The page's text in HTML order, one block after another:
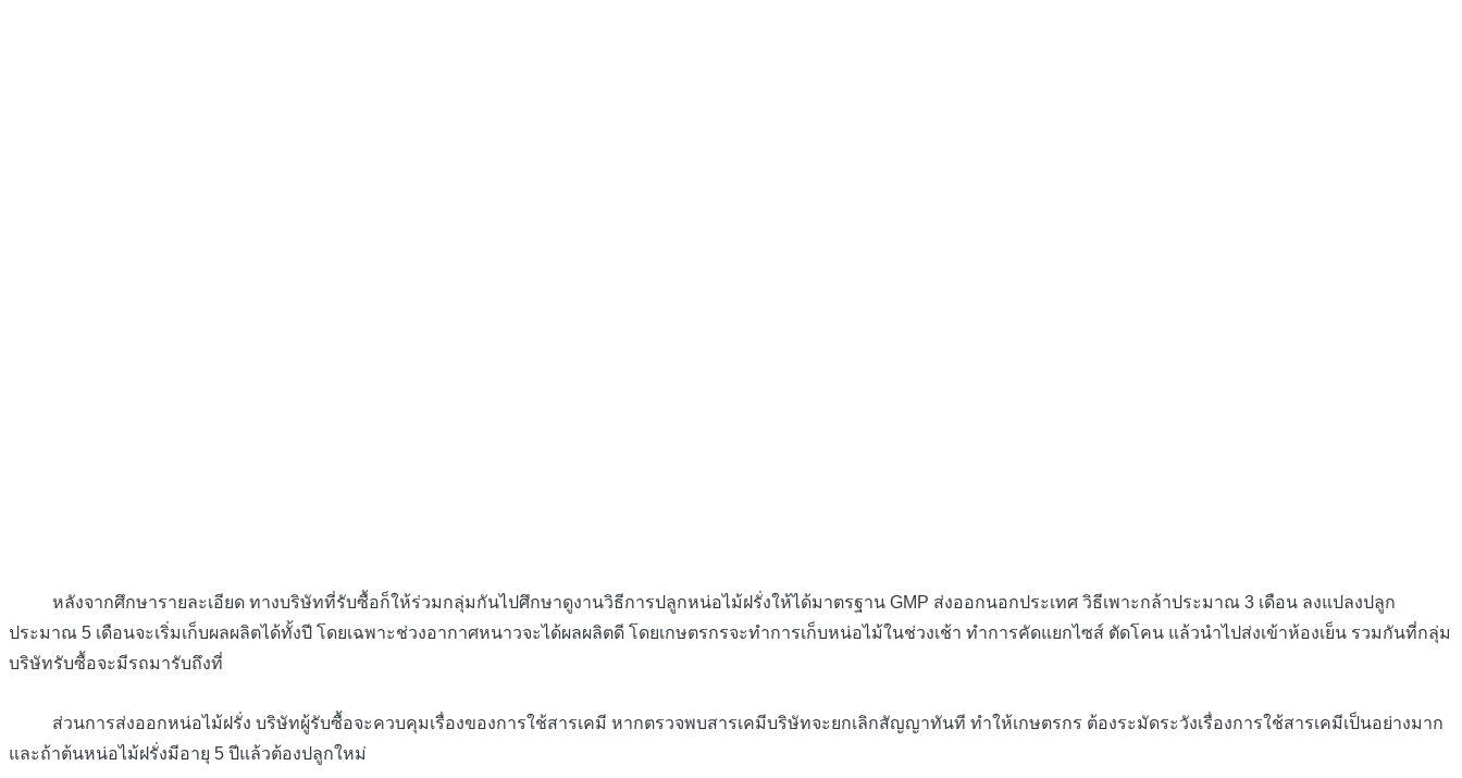
หลังจากศึกษารายละเอียด ทางบริษัทที่รับซื้อก็ให้ร่วมกลุ่มกันไปศึกษาดูงานวิธีการปลูกหน่อไม้ฝรั่งให้ได้มาตรฐาน GMP ส่งออกนอกประเทศ วิธีเพาะกล้าประมาณ 3 เดือน ลงแปลงปลูก
ประมาณ 5 เดือนจะเริ่มเก็บผลผลิตได้ทั้งปี โดยเฉพาะช่วงอากาศหนาวจะได้ผลผลิตดี โดยเกษตรกรจะทำการเก็บหน่อไม้ในช่วงเช้า ทำการคัดแยกไซส์ ตัดโคน แล้วนำไปส่งเข้าห้องเย็น รวมกันที่กลุ่ม
บริษัทรับซื้อจะมีรถมารับถึงที่
ส่วนการส่งออกหน่อไม้ฝรั่ง บริษัทผู้รับซื้อจะควบคุมเรื่องของการใช้สารเคมี หากตรวจพบสารเคมีบริษัทจะยกเลิกสัญญาทันที ทำให้เกษตรกร ต้องระมัดระวังเรื่องการใช้สารเคมีเป็นอย่างมาก
และถ้าต้นหน่อไม้ฝรั่งมีอายุ 5 ปีแล้วต้องปลูกใหม่